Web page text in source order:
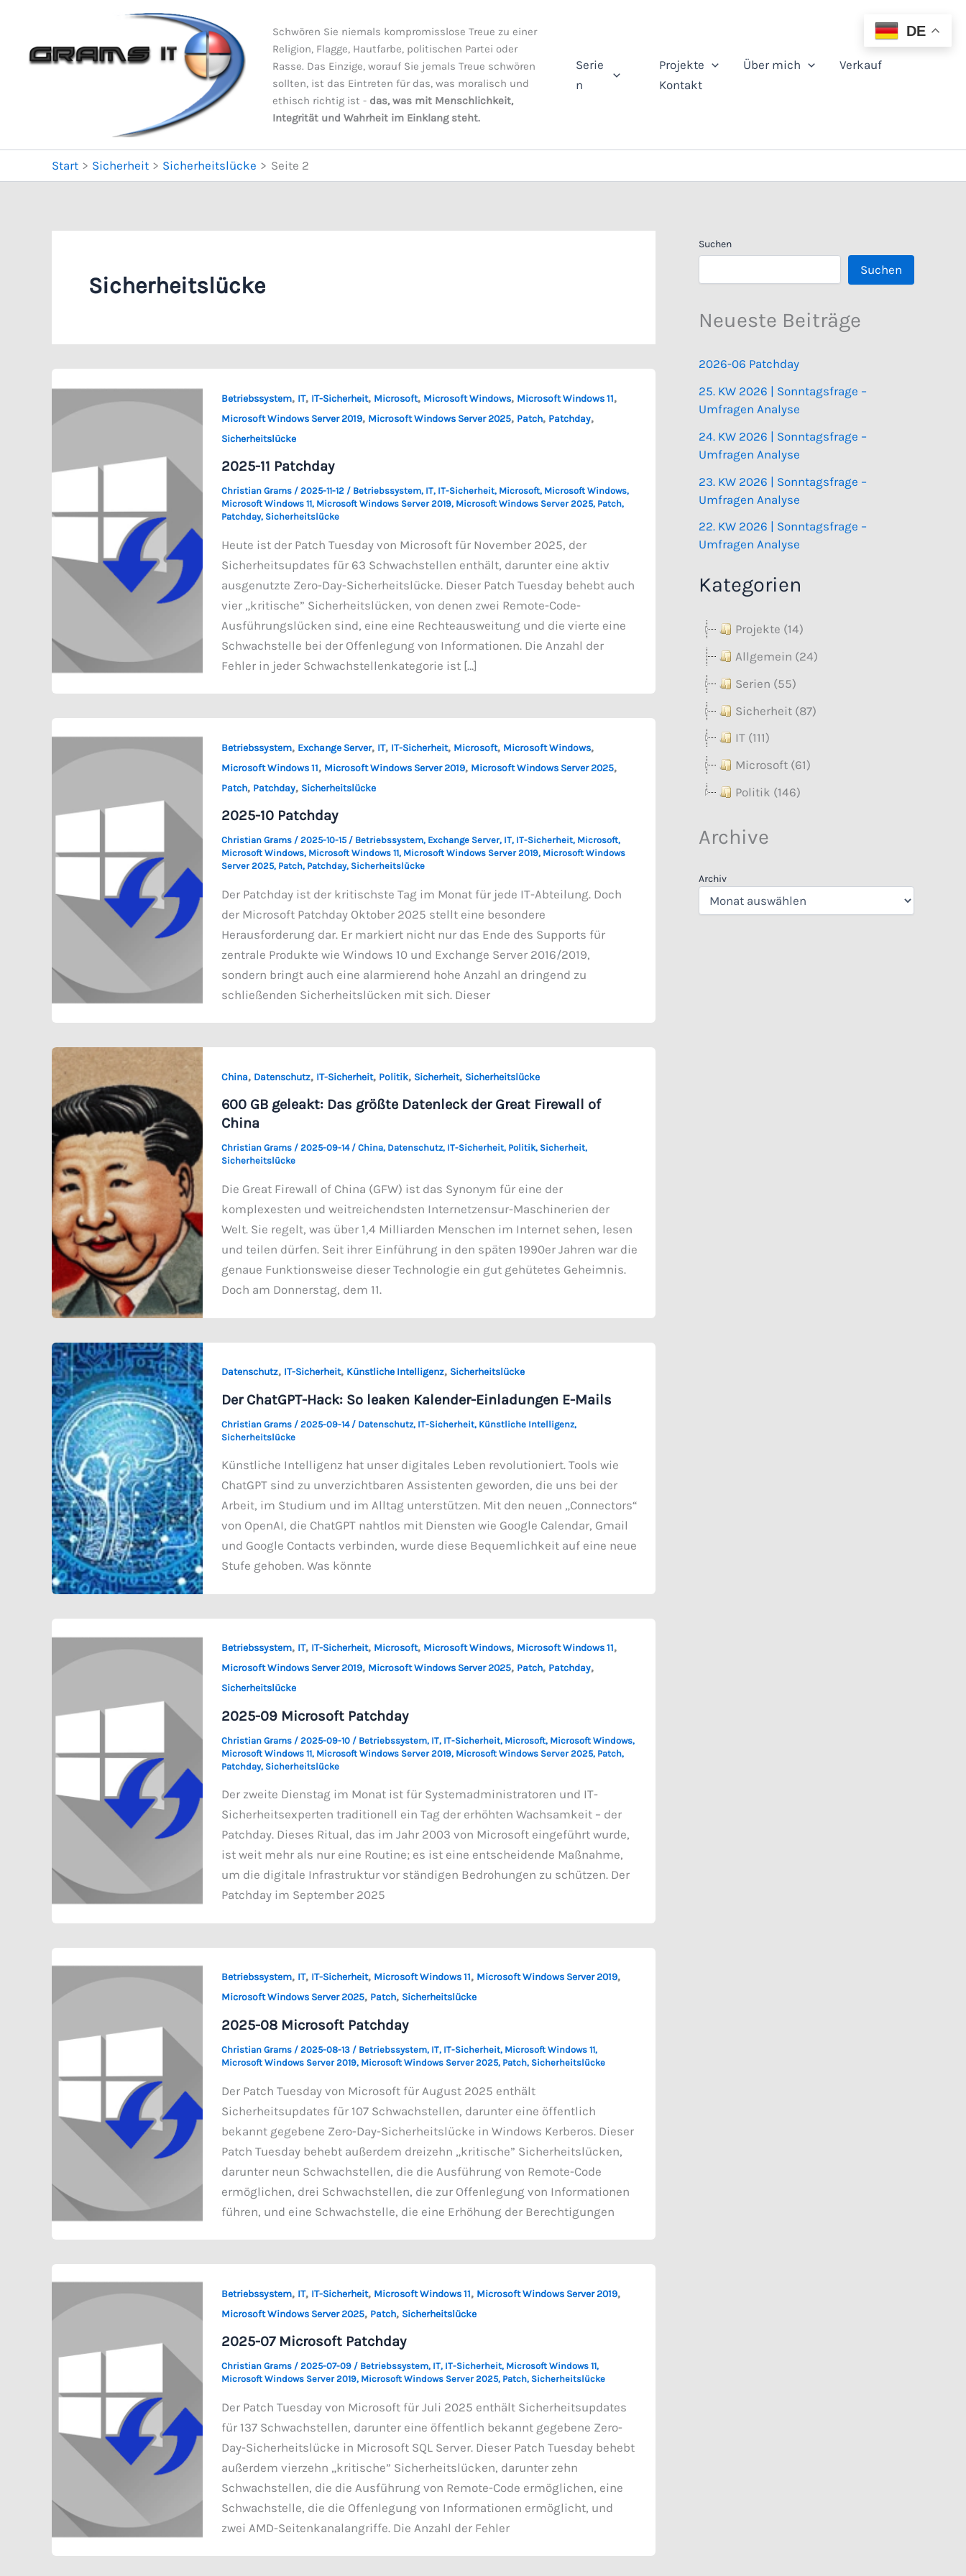
springen
Schwören Sie niemals kompromisslose Treue zu einer
Religion, Flagge, Hautfarbe, politischen Partei oder
Rasse. Das Einzige, worauf Sie jemals Treue schwören
sollten, ist das Eintreten für das, was moralisch und
ethisch richtig ist - das, was mit Menschlichkeit,
Integrität und Wahrheit im Einklang steht.
Serie
n
Projekte Über mich
Verkauf
Kontakt
Start Sicherheit Sicherheitslücke Seite 2
Sicherheitslücke
Betriebssystem, IT, IT-Sicherheit, Microsoft, Microsoft Windows, Microsoft Windows 11,
Microsoft Windows Server 2019, Microsoft Windows Server 2025, Patch, Patchday,
Sicherheitslücke
2025-11 Patchday
Christian Grams / 2025-11-12 / Betriebssystem, IT, IT-Sicherheit, Microsoft, Microsoft Windows,
Microsoft Windows 11, Microsoft Windows Server 2019, Microsoft Windows Server 2025, Patch,
Patchday, Sicherheitslücke
Heute ist der Patch Tuesday von Microsoft für November 2025, der
Sicherheitsupdates für 63 Schwachstellen enthält, darunter eine aktiv
ausgenutzte Zero-Day-Sicherheitslücke. Dieser Patch Tuesday behebt auch
vier „kritische” Sicherheitslücken, von denen zwei Remote-Code-
Ausführungslücken sind, eine eine Rechteausweitung und die vierte eine
Schwachstelle bei der Offenlegung von Informationen. Die Anzahl der
Fehler in jeder Schwachstellenkategorie ist […]
Betriebssystem, Exchange Server, IT, IT-Sicherheit, Microsoft, Microsoft Windows,
Microsoft Windows 11, Microsoft Windows Server 2019, Microsoft Windows Server 2025,
Patch, Patchday, Sicherheitslücke
2025-10 Patchday
Christian Grams / 2025-10-15 / Betriebssystem, Exchange Server, IT, IT-Sicherheit, Microsoft,
Microsoft Windows, Microsoft Windows 11, Microsoft Windows Server 2019, Microsoft Windows
Server 2025, Patch, Patchday, Sicherheitslücke
Der Patchday ist der kritischste Tag im Monat für jede IT-Abteilung. Doch
der Microsoft Patchday Oktober 2025 stellt eine besondere
Herausforderung dar. Er markiert nicht nur das Ende des Supports für
zentrale Produkte wie Windows 10 und Exchange Server 2016/2019,
sondern bringt auch eine alarmierend hohe Anzahl an dringend zu
schließenden Sicherheitslücken mit sich. Dieser
China, Datenschutz, IT-Sicherheit, Politik, Sicherheit, Sicherheitslücke
600 GB geleakt: Das größte Datenleck der Great Firewall of
China
Christian Grams / 2025-09-14 / China, Datenschutz, IT-Sicherheit, Politik, Sicherheit,
Sicherheitslücke
Die Great Firewall of China (GFW) ist das Synonym für eine der
komplexesten und weitreichendsten Internetzensur-Maschinerien der
Welt. Sie regelt, was über 1,4 Milliarden Menschen im Internet sehen, lesen
und teilen dürfen. Seit ihrer Einführung in den späten 1990er Jahren war die
genaue Funktionsweise dieser Technologie ein gut gehütetes Geheimnis.
Doch am Donnerstag, dem 11.
Datenschutz, IT-Sicherheit, Künstliche Intelligenz, Sicherheitslücke
Der ChatGPT-Hack: So leaken Kalender-Einladungen E-Mails
Christian Grams / 2025-09-14 / Datenschutz, IT-Sicherheit, Künstliche Intelligenz,
Sicherheitslücke
Künstliche Intelligenz hat unser digitales Leben revolutioniert. Tools wie
ChatGPT sind zu unverzichtbaren Assistenten geworden, die uns bei der
Arbeit, im Studium und im Alltag unterstützen. Mit den neuen „Connectors“
von OpenAI, die ChatGPT nahtlos mit Diensten wie Google Calendar, Gmail
und Google Contacts verbinden, wurde diese Bequemlichkeit auf eine neue
Stufe gehoben. Was könnte
Betriebssystem, IT, IT-Sicherheit, Microsoft, Microsoft Windows, Microsoft Windows 11,
Microsoft Windows Server 2019, Microsoft Windows Server 2025, Patch, Patchday,
Sicherheitslücke
2025-09 Microsoft Patchday
Christian Grams / 2025-09-10 / Betriebssystem, IT, IT-Sicherheit, Microsoft, Microsoft Windows,
Microsoft Windows 11, Microsoft Windows Server 2019, Microsoft Windows Server 2025, Patch,
Patchday, Sicherheitslücke
Der zweite Dienstag im Monat ist für Systemadministratoren und IT-
Sicherheitsexperten traditionell ein Tag der erhöhten Wachsamkeit – der
Patchday. Dieses Ritual, das im Jahr 2003 von Microsoft eingeführt wurde,
ist weit mehr als nur eine Routine; es ist eine entscheidende Maßnahme,
um die digitale Infrastruktur vor ständigen Bedrohungen zu schützen. Der
Patchday im September 2025
Betriebssystem, IT, IT-Sicherheit, Microsoft Windows 11, Microsoft Windows Server 2019,
Microsoft Windows Server 2025, Patch, Sicherheitslücke
2025-08 Microsoft Patchday
Christian Grams / 2025-08-13 / Betriebssystem, IT, IT-Sicherheit, Microsoft Windows 11,
Microsoft Windows Server 2019, Microsoft Windows Server 2025, Patch, Sicherheitslücke
Der Patch Tuesday von Microsoft für August 2025 enthält
Sicherheitsupdates für 107 Schwachstellen, darunter eine öffentlich
bekannt gegebene Zero-Day-Sicherheitslücke in Windows Kerberos. Dieser
Patch Tuesday behebt außerdem dreizehn „kritische” Sicherheitslücken,
darunter neun Schwachstellen, die die Ausführung von Remote-Code
ermöglichen, drei Schwachstellen, die zur Offenlegung von Informationen
führen, und eine Schwachstelle, die eine Erhöhung der Berechtigungen
Betriebssystem, IT, IT-Sicherheit, Microsoft Windows 11, Microsoft Windows Server 2019,
Microsoft Windows Server 2025, Patch, Sicherheitslücke
2025-07 Microsoft Patchday
Christian Grams / 2025-07-09 / Betriebssystem, IT, IT-Sicherheit, Microsoft Windows 11,
Microsoft Windows Server 2019, Microsoft Windows Server 2025, Patch, Sicherheitslücke
Der Patch Tuesday von Microsoft für Juli 2025 enthält Sicherheitsupdates
für 137 Schwachstellen, darunter eine öffentlich bekannt gegebene Zero-
Day-Sicherheitslücke in Microsoft SQL Server. Dieser Patch Tuesday behebt
außerdem vierzehn „kritische” Sicherheitslücken, darunter zehn
Schwachstellen, die die Ausführung von Remote-Code ermöglichen, eine
Schwachstelle, die die Offenlegung von Informationen ermöglicht, und
zwei AMD-Seitenkanalangriffe. Die Anzahl der Fehler
Suchen
Suchen
Neueste Beiträge
2026-06 Patchday
25. KW 2026 | Sonntagsfrage –
Umfragen Analyse
24. KW 2026 | Sonntagsfrage –
Umfragen Analyse
23. KW 2026 | Sonntagsfrage –
Umfragen Analyse
22. KW 2026 | Sonntagsfrage –
Umfragen Analyse
Kategorien
Projekte (14)
Allgemein (24)
Serien (55)
Sicherheit (87)
IT (111)
Microsoft (61)
Politik (146)
Archive
Archiv
DE